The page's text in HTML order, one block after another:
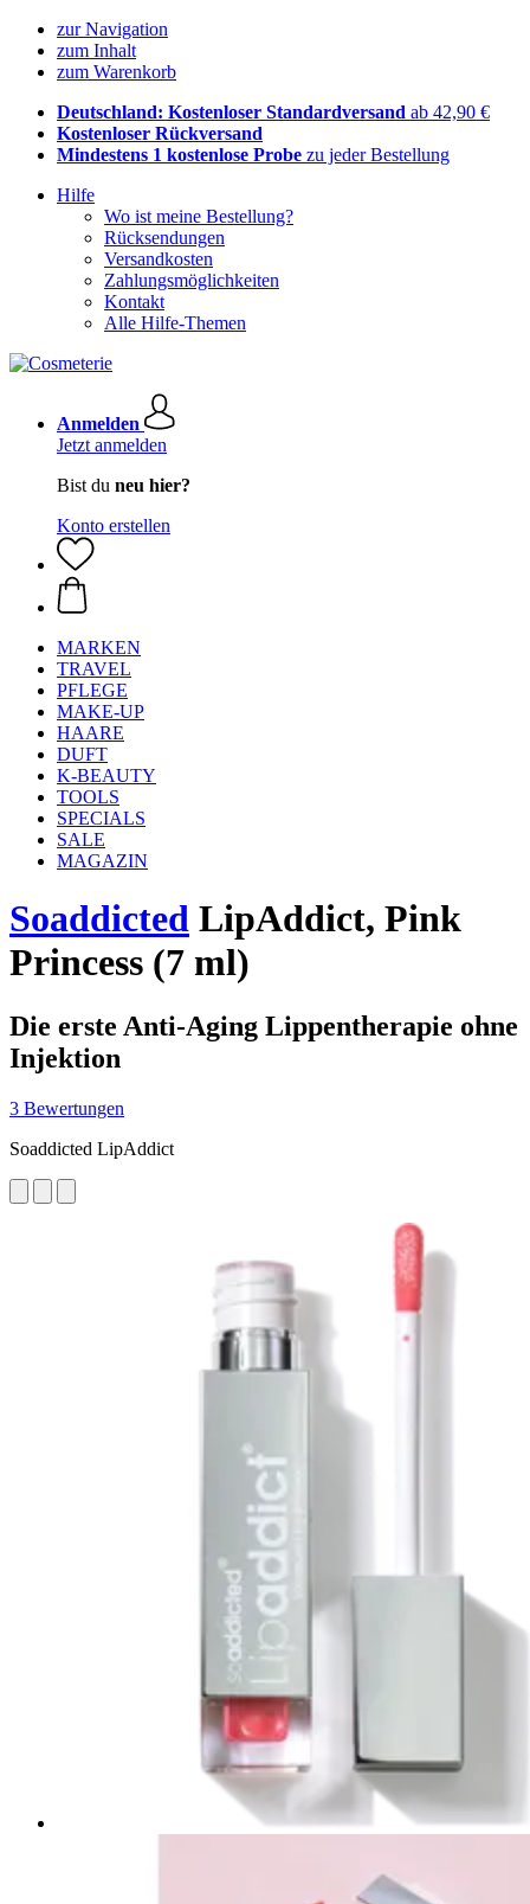
zur Navigation
zum Inhalt
zum Warenkorb
Deutschland: Kostenloser Standardversand ab 42,90 €
Kostenloser Rückversand
Mindestens 1 kostenlose Probe zu jeder Bestellung
Hilfe
Wo ist meine Bestellung?
Rücksendungen
Versandkosten
Zahlungsmöglichkeiten
Kontakt
Alle Hilfe-Themen
Anmelden
Jetzt anmelden
Bist du neu hier?
Konto erstellen
MARKEN
TRAVEL
PFLEGE
MAKE-UP
HAARE
DUFT
K-BEAUTY
TOOLS
SPECIALS
SALE
MAGAZIN
Soaddicted LipAddict, Pink
Princess (7 ml)
Die erste Anti-Aging Lippentherapie ohne
Injektion
3 Bewertungen
Soaddicted LipAddict